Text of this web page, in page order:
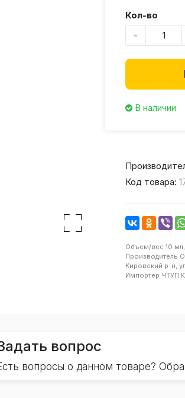
Кол-во
-
В наличии
Код товара:
Объем/вес 10 мл,
Производитель
Кировский р-н,
Импортер ЧТУП
вопрос
вопросы о данном товаре?